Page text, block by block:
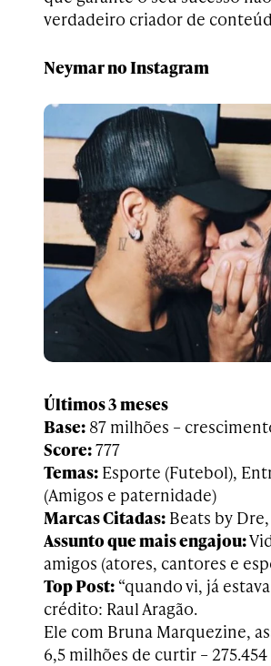
verdadeiro criador de
Neymar no Instagram
Últimos 3 meses
Base: 87 milhões –
Score:777
Temas: Esporte (Futebol),
(Amigos e paternidade)
Marcas Citadas: Beats by
Assunto que mais engajou:
amigos (atores, cantores e
Top Post: “quando vi, já
crédito: Raul Aragão.
Ele com Bruna Marquezine,
6,5 milhões de curtir –